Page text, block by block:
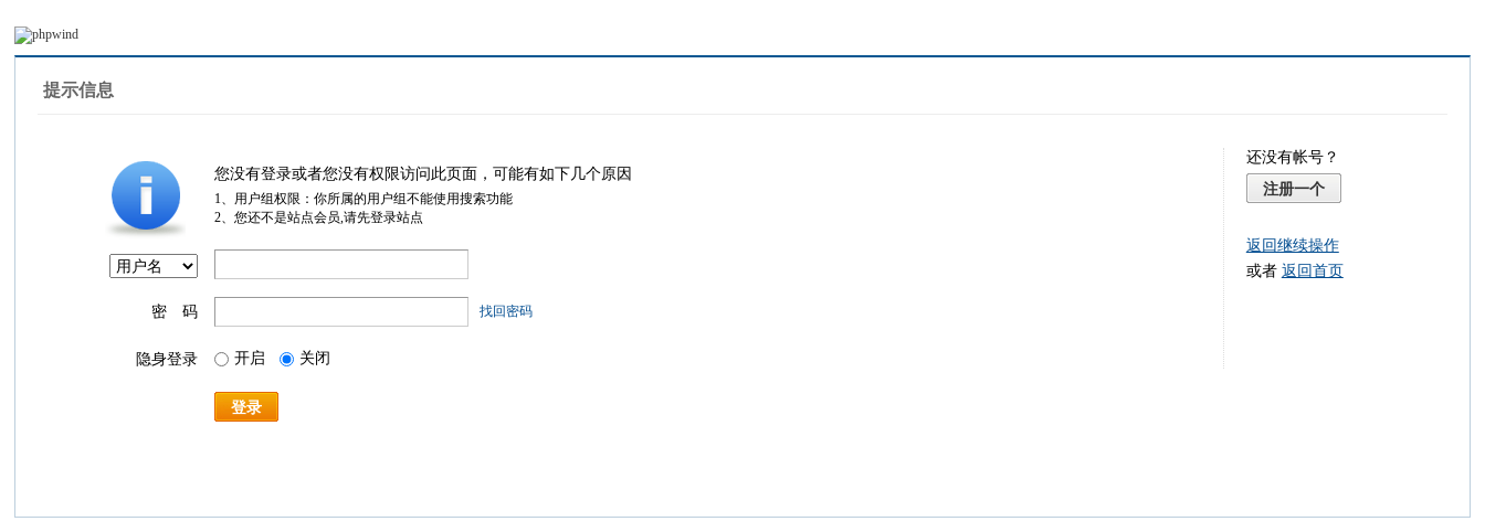
提示信息
您没有登录或者您没有权限访问此页面，可能有如下几个原因
1、用户组权限：你所属的用户组不能使用搜索功能
2、您还不是站点会员,请先登录站点
密 码 找回密码
隐身登录 开启 关闭
登录
还没有帐号？
注册一个
返回继续操作
或者 返回首页